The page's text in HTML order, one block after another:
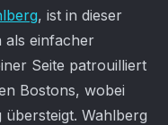
, ist in dieser
als einfacher
Seite patrouilliert
Bostons, wobei
übersteigt. Wahlberg